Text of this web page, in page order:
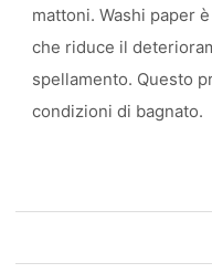
mattoni. Washi paper
che riduce il
spellamento. Questo
condizioni di bagnato.